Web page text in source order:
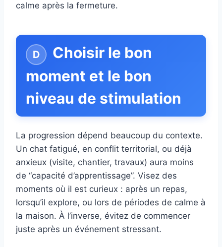
calme après la fermeture.
Choisir le bon
moment et le bon
niveau de stimulation
La progression dépend beaucoup du contexte.
Un chat fatigué, en conflit territorial, ou déjà
anxieux (visite, chantier, travaux) aura moins
de “capacité d’apprentissage”. Visez des
moments où il est curieux : après un repas,
lorsqu’il explore, ou lors de périodes de calme à
la maison. À l’inverse, évitez de commencer
juste après un événement stressant.